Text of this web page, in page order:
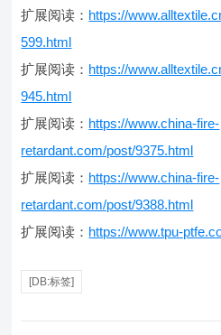
扩展阅读： https://
599.html
扩展阅读： https://
945.html
扩展阅读： https://www.china-fire-
retardant.com/post/9375.html
扩展阅读： https://www.china-fire-
retardant.com/post/9388.html
扩展阅读： https://www.tpu-
[DB:标签]